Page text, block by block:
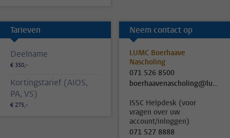
Tarieven
Deelname
€ 350,-
Kortingstarief (AIOS,
PA, VS)
€ 275,-
Neem contact op
LUMC Boerhaave
Nascholing
071 526 8500
boerhaavenascholing@lumc.nl
ISSC Helpdesk (voor
vragen over uw
account/inloggen)
071 527 8888